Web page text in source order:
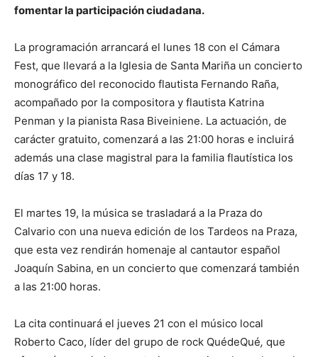
fomentar la participación ciudadana.
La programación arrancará el lunes 18 con el Cámara
Fest, que llevará a la Iglesia de Santa Mariña un concierto
monográfico del reconocido flautista Fernando Raña,
acompañado por la compositora y flautista Katrina
Penman y la pianista Rasa Biveiniene. La actuación, de
carácter gratuito, comenzará a las 21:00 horas e incluirá
además una clase magistral para la familia flautística los
días 17 y 18.
El martes 19, la música se trasladará a la Praza do
Calvario con una nueva edición de los Tardeos na Praza,
que esta vez rendirán homenaje al cantautor español
Joaquín Sabina, en un concierto que comenzará también
a las 21:00 horas.
La cita continuará el jueves 21 con el músico local
Roberto Caco, líder del grupo de rock QuédeQué, que